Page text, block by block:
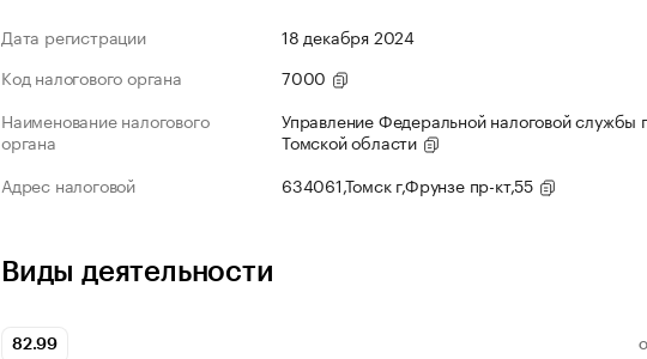
Дата регистрации
18 декабря 2024
Код налогового органа
7000
Наименование налогового
органа
Управление Федеральной налоговой службы
Томской области
Адрес налоговой
634061,Томск г,Фрунзе пр-кт,55
Виды деятельности
82.99